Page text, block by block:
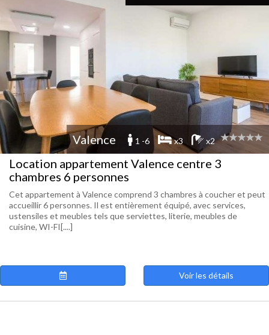
Valence 1 -6 x3 x2
Location appartement Valence centre 3
chambres 6 personnes
Cet appartement à Valence comprend 3 chambres à coucher et peut
accueillir 6 personnes. Il est entièrement équipé, avec services,
ustensiles et meubles tels que serviettes, literie, meubles de
cuisine, WI-FI[....]
Voir les détails